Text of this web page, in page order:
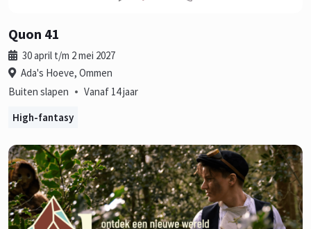
Quon 41
30 april t/m 2 mei 2027
Ada's Hoeve, Ommen
Buiten slapen • Vanaf 14 jaar
High-fantasy